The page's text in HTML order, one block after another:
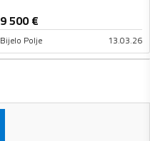
9 500€
Bijelo Polje 13.03.26